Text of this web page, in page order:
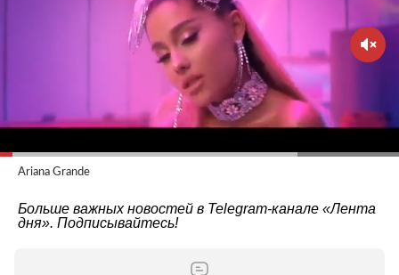
Ariana Grande
Больше важных новостей в Telegram-канале «Лента
дня». Подписывайтесь!